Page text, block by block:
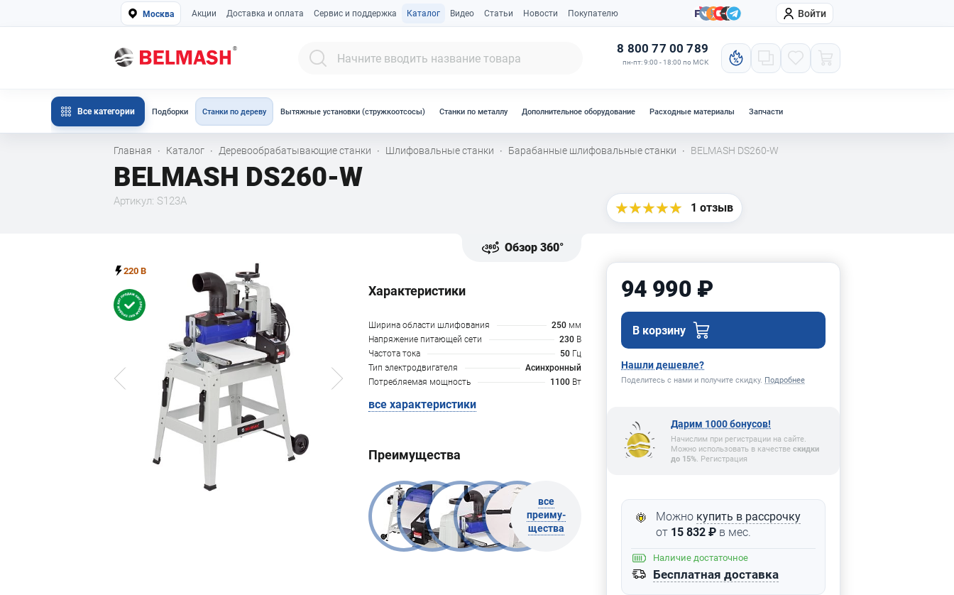
Москва Акции Доставка и оплата Сервис и поддержка Каталог Видео Статьи Новости Покупателю Компания Войти
8 800 77 00 789
пн-пт: 9:00 - 18:00 по МСК
Все категории Подборки Станки по дереву Вытяжные установки (стружкоотсосы) Станки по металлу Дополнительное оборудование Расходные материалы Запчасти
Главная · Каталог · Деревообрабатывающие станки · Шлифовальные станки · Барабанные шлифовальные станки · BELMASH DS260-W
BELMASH DS260-W
Артикул: S123A 1 отзыв
Обзор 360°
220 В
Характеристики
Ширина области шлифования 250 мм
Напряжение питающей сети
230 В
Частота тока
50 Гц
Тип электродвигателя
Асинхронный
Потребляемая мощность
1100 Вт
все характеристики
Преимущества
все
преиму-
щества
94 990 ₽
В корзину
Нашли дешевле?
Поделитесь с нами и получите скидку. Подробнее
Дарим 1000 бонусов!
Начислим при регистрации на сайте.
Можно использовать в качестве скидки
до 15%. Регистрация
Можно купить в рассрочку
от 15 832 ₽ в мес.
Наличие достаточное
Бесплатная доставка